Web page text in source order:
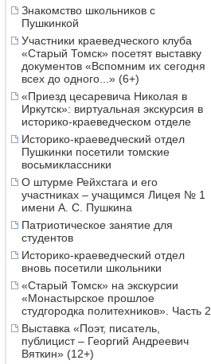
Знакомство школьников с
Пушкинкой
Участники краеведческого клуба
«Старый Томск» посетят выставку
документов «Вспомним их сегодня
всех до одного...» (6+)
«Приезд цесаревича Николая в
Иркутск»: виртуальная экскурсия в
историко-краеведческом отделе
Историко-краеведческий отдел
Пушкинки посетили томские
восьмиклассники
О штурме Рейхстага и его
участниках – учащимся Лицея № 1
имени А. С. Пушкина
Патриотическое занятие для
студентов
Историко-краеведческий отдел
вновь посетили школьники
«Старый Томск» на экскурсии
«Монастырское прошлое
студгородка политехников». Часть 2
Выставка «Поэт, писатель,
публицист – Георгий Андреевич
Вяткин» (12+)